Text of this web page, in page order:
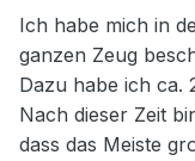
Ich habe mich in
ganzen Zeug
Dazu habe ich ca.
Nach dieser Zeit
dass das Meiste